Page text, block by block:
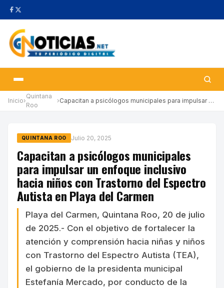
Inicio›
Quintana
Roo
› Capacitan a psicólogos municipales para impulsar un enfoque incl…
QUINTANA ROO Julio 20, 2025
Capacitan a psicólogos municipales
para impulsar un enfoque inclusivo
hacia niños con Trastorno del Espectro
Autista en Playa del Carmen
Playa del Carmen, Quintana Roo, 20 de julio
de 2025.- Con el objetivo de fortalecer la
atención y comprensión hacia niñas y niños
con Trastorno del Espectro Autista (TEA),
el gobierno de la presidenta municipal
Estefanía Mercado, por conducto de la